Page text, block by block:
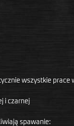
wszystkie prace
i czarnej
spawanie: